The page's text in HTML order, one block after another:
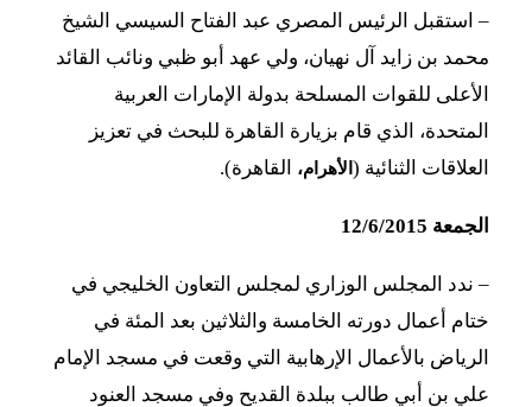
– استقبل الرئيس المصري عبد الفتاح السيسي الشيخ
محمد بن زايد آل نهيان، ولي عهد أبو ظبي ونائب القائد
الأعلى للقوات المسلحة بدولة الإمارات العربية
المتحدة، الذي قام بزيارة القاهرة للبحث في تعزيز
العلاقات الثنائية ( الأهرام، القاهرة).
الجمعة 12/6/2015
– ندد المجلس الوزاري لمجلس التعاون الخليجي في
ختام أعمال دورته الخامسة والثلاثين بعد المئة في
الرياض بالأعمال الإرهابية التي وقعت في مسجد الإمام
علي بن أبي طالب ببلدة القديح وفي مسجد العنود